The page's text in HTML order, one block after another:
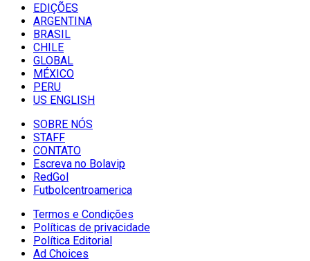
EDIÇÕES
ARGENTINA
BRASIL
CHILE
GLOBAL
MÉXICO
PERU
US ENGLISH
SOBRE NÓS
STAFF
CONTATO
Escreva no Bolavip
RedGol
Futbolcentroamerica
Termos e Condições
Políticas de privacidade
Política Editorial
Ad Choices